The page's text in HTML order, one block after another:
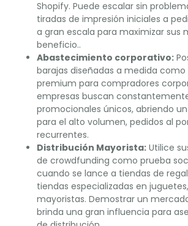
Shopify. Puede escalar sin
tiradas de impresión iniciales a
a gran escala para maximizar sus
beneficio..
Abastecimiento corporativo:
barajas diseñadas a medida
premium para compradores
empresas buscan
promocionales únicos, abriendo
para el alto volumen, pedidos al
recurrentes.
Distribución Mayorista: Utilice
de crowdfunding como prueba
cuando se lance a tiendas de
tiendas especializadas en
mayoristas. Demostrar un
brinda una gran influencia para